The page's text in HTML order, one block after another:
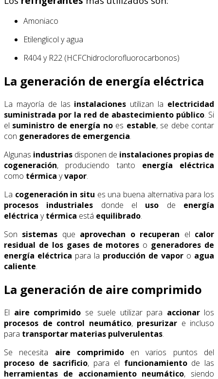
Amoniaco
Etilenglicol y agua
R404 y R22 (HCFChidroclorofluorocarbonos)
La generación de energía eléctrica
La mayoría de las instalaciones utilizan la electricidad
suministrada por la red de abastecimiento público. Si
el suministro de energía noes estable, se debe contar
con generadores de emergencia.
Algunas industrias disponen de instalaciones propias de
cogeneración, produciendo tanto energía eléctrica
como térmica yvapor.
La cogeneración in situ es una buena alternativa para los
procesos industriales donde el uso de energía
eléctrica ytérmica está equilibrado.
Son sistemas que aprovechan o recuperan el calor
residual de los gases de motores o generadores de
energía eléctrica para la producción de vapor o agua
caliente.
La generación de aire comprimido
El aire comprimido se suele utilizar para accionarlos
procesos de control neumático, presurizar e incluso
para transportar materias pulverulentas.
Se necesita aire comprimidoen varios puntos del
proceso de sacrificio, para el funcionamientode las
herramientas de accionamiento neumático, siendo